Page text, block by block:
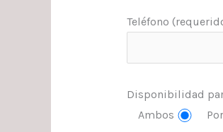
Teléfono
Disponibilidad
Ambos